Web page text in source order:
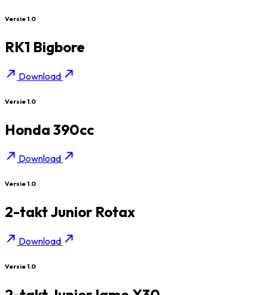
Versie 1.0
RK1 Bigbore
Download
Versie 1.0
Honda 390cc
Download
Versie 1.0
2-takt Junior Rotax
Download
Versie 1.0